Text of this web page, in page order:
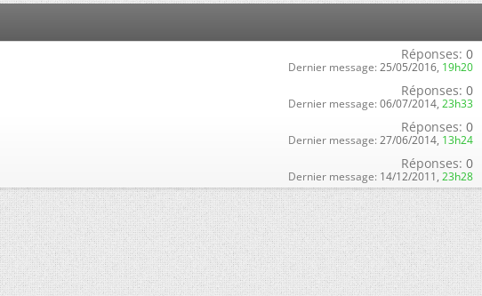
Réponses: 0
Dernier message: 25/05/2016, 19h20
Réponses: 0
Dernier message: 06/07/2014, 23h33
Réponses: 0
Dernier message: 27/06/2014, 13h24
Réponses: 0
Dernier message: 14/12/2011, 23h28